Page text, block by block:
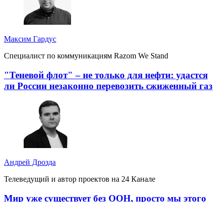
Максим Гардус
Специалист по коммуникациям Razom We Stand
"Теневой флот" – не только для нефти: удастся
ли России незаконно перевозить сжиженный газ
Андрей Дрозда
Телеведущий и автор проектов на 24 Канале
Мир уже существует без ООН, просто мы этого